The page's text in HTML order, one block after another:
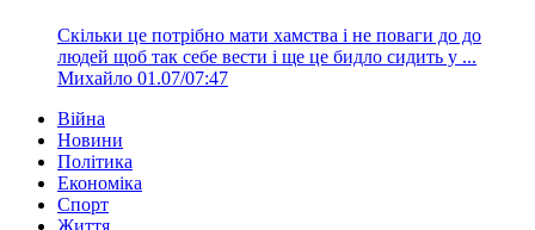
Скільки це потрібно мати хамства і не поваги до до
людей щоб так себе вести і ще це бидло сидить у ...
Михайло 01.07/07:47
Війна
Новини
Політика
Економіка
Спорт
Життя